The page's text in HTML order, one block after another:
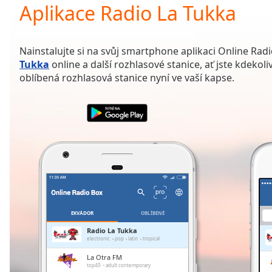
Current
Time0:00
Duration
Loaded:
0.00%
Remaining
Aplikace Radio La Tukka
Nainstalujte si na svůj smartphone aplikaci Online
Tukka online a další rozhlasové stanice, ať jste
oblíbená rozhlasová stanice nyní ve vaší kapse.
EKVÁDOR OBLÍBENÉ
Radio La Tukka
electronic pop latin tropical
La Otra FM
top40 adult contemporary